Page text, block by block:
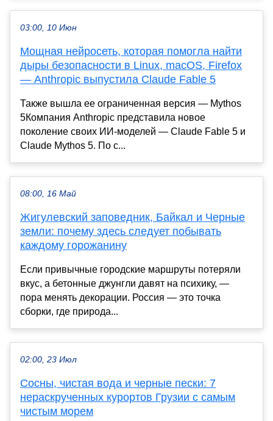
03:00, 10 Июн
Мощная нейросеть, которая помогла найти
дыры безопасности в Linux, macOS, Firefox
— Anthropic выпустила Claude Fable 5
Также вышла ее ограниченная версия — Mythos
5Компания Anthropic представила новое
поколение своих ИИ-моделей — Claude Fable 5 и
Claude Mythos 5. По с...
08:00, 16 Май
Жигулевский заповедник, Байкал и Черные
земли: почему здесь следует побывать
каждому горожанину
Если привычные городские маршруты потеряли
вкус, а бетонные джунгли давят на психику, —
пора менять декорации. Россия — это точка
сборки, где природа...
02:00, 23 Июл
Сосны, чистая вода и черные пески: 7
нераскрученных курортов Грузии с самым
чистым морем